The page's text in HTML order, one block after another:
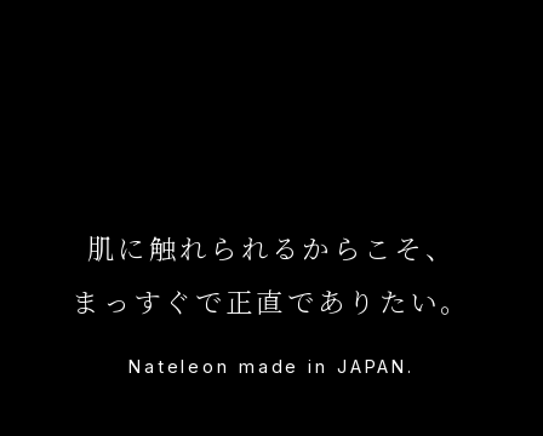
肌に触れられるからこそ、
まっすぐで正直でありたい。
Nateleon made in JAPAN.